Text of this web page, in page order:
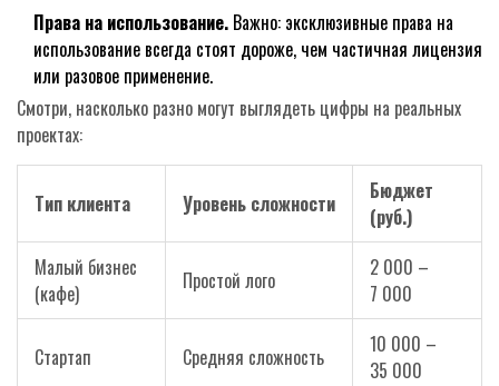
Права на использование. Важно: эксклюзивные права на
использование всегда стоят дороже, чем частичная лицензия
или разовое применение.
Смотри, насколько разно могут выглядеть цифры на реальных
проектах:
Тип клиента Уровень сложности
Бюджет
(руб.)
Малый бизнес
(кафе)
Простой лого
2 000 –
7 000
Стартап Средняя сложность
10 000 –
35 000